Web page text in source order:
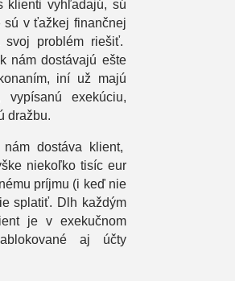
klienti vyhľadajú, sú
sú v ťažkej finančnej
problém riešiť.
nám dostávajú ešte
iní už majú
vypísanú exekúciu,
dražbu.
dostáva klient,
niekoľko tisíc eur
príjmu (i keď nie
splatiť. Dlh každým
je v exekučnom
aj účty